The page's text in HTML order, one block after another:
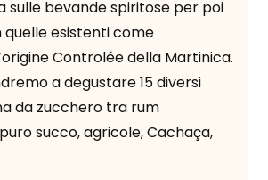
sulle bevande spiritose per poi
quelle esistenti come
Controlée della Martinica.
a degustare 15 diversi
da zucchero tra rum
succo, agricole, Cachaça,